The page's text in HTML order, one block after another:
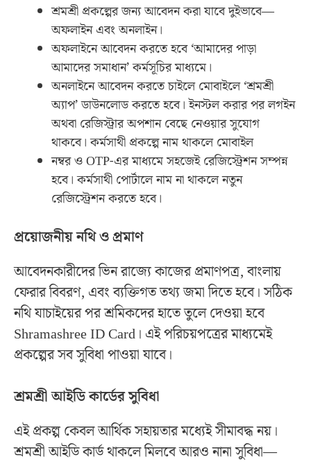
শ্রমশ্রী প্রকল্পের জন্য আবেদন করা যাবে দুইভাবে—
অফলাইন এবং অনলাইন।
অফলাইনে আবেদন করতে হবে ‘আমাদের পাড়া
আমাদের সমাধান’ কর্মসূচির মাধ্যমে।
অনলাইনে আবেদন করতে চাইলে মোবাইলে ‘শ্রমশ্রী
অ্যাপ’ ডাউনলোড করতে হবে। ইনস্টল করার পর লগইন
অথবা রেজিস্ট্রার অপশান বেছে নেওয়ার সুযোগ
থাকবে। কর্মসাথী প্রকল্পে নাম থাকলে মোবাইল
নম্বর ও OTP-এর মাধ্যমে সহজেই রেজিস্ট্রেশন সম্পন্ন
হবে। কর্মসাথী পোর্টালে নাম না থাকলে নতুন
রেজিস্ট্রেশন করতে হবে।
প্রয়োজনীয় নথি ও প্রমাণ
আবেদনকারীদের ভিন রাজ্যে কাজের প্রমাণপত্র, বাংলায়
ফেরার বিবরণ, এবং ব্যক্তিগত তথ্য জমা দিতে হবে। সঠিক
নথি যাচাইয়ের পর শ্রমিকদের হাতে তুলে দেওয়া হবে
Shramashree ID Card। এই পরিচয়পত্রের মাধ্যমেই
প্রকল্পের সব সুবিধা পাওয়া যাবে।
শ্রমশ্রী আইডি কার্ডের সুবিধা
এই প্রকল্প কেবল আর্থিক সহায়তার মধ্যেই সীমাবদ্ধ নয়।
শ্রমশ্রী আইডি কার্ড থাকলে মিলবে আরও নানা সুবিধা—